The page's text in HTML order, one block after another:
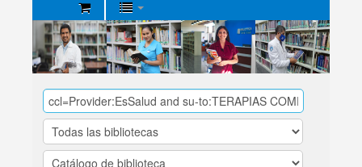
Biblioteca
Central
EsSalud